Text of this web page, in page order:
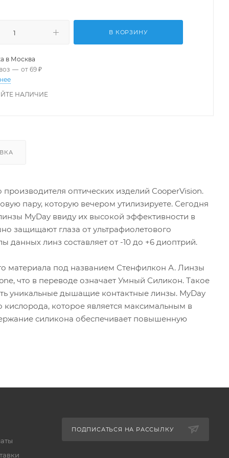
В КОРЗИНУ
в Москва
— от 69 ₽
НАЛИЧИЕ
оптических изделий CooperVision.
пару, которую вечером утилизируете. Сегодня
MyDay ввиду их высокой эффективности в
защищают глаза от ультрафиолетового
данных линз составляет от -10 до +6 диоптрий.
материала под названием Стенфилкон А. Линзы
что в переводе означает Умный Силикон. Такое
уникальные дышащие контактные линзы. MyDay
которое является максимальным в
силикона обеспечивает повышенную
ПОДПИСАТЬСЯ НА РАССЫЛКУ